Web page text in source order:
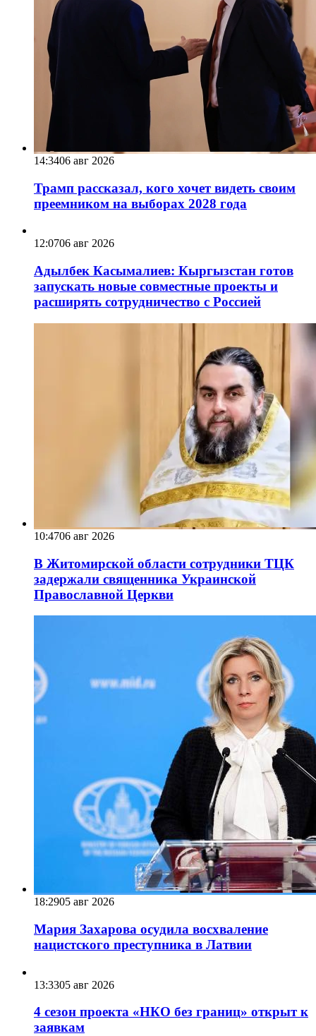
14:3406 авг 2026
Трамп рассказал, кого хочет видеть своим
преемником на выборах 2028 года
12:0706 авг 2026
Адылбек Касымалиев: Кыргызстан готов
запускать новые совместные проекты и
расширять сотрудничество с Россией
10:4706 авг 2026
В Житомирской области сотрудники ТЦК
задержали священника Украинской
Православной Церкви
18:2905 авг 2026
Мария Захарова осудила восхваление
нацистского преступника в Латвии
13:3305 авг 2026
4 сезон проекта «НКО без границ» открыт к
заявкам